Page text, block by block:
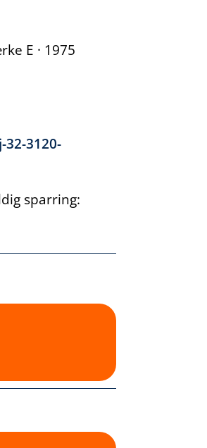
E · 1975
3120-
sparring: